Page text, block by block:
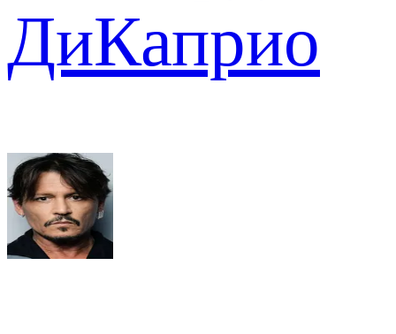
ДиКаприо